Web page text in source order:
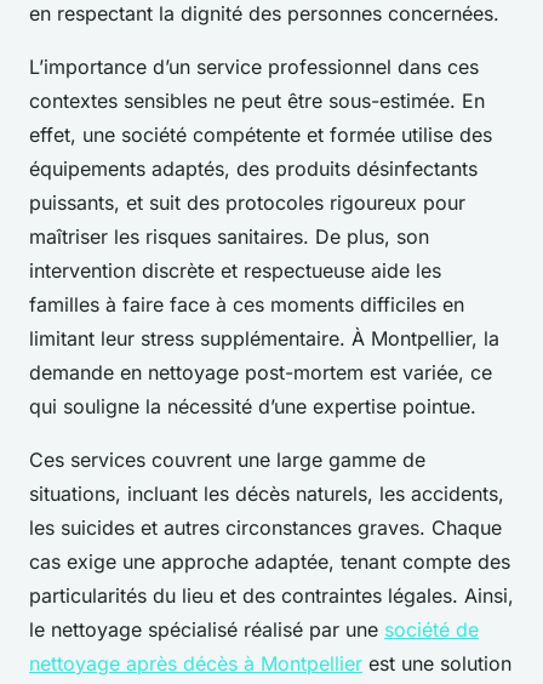
en respectant la dignité des personnes concernées.
L’importance d’un service professionnel dans ces
contextes sensibles ne peut être sous-estimée. En
effet, une société compétente et formée utilise des
équipements adaptés, des produits désinfectants
puissants, et suit des protocoles rigoureux pour
maîtriser les risques sanitaires. De plus, son
intervention discrète et respectueuse aide les
familles à faire face à ces moments difficiles en
limitant leur stress supplémentaire. À Montpellier, la
demande en nettoyage post-mortem est variée, ce
qui souligne la nécessité d’une expertise pointue.
Ces services couvrent une large gamme de
situations, incluant les décès naturels, les accidents,
les suicides et autres circonstances graves. Chaque
cas exige une approche adaptée, tenant compte des
particularités du lieu et des contraintes légales. Ainsi,
le nettoyage spécialisé réalisé par une société de
nettoyage après décès à Montpellier est une solution